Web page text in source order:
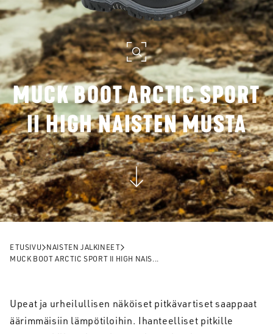
MUCK BOOT ARCTIC SPORT
II HIGH NAISTEN MUSTA
ETUSIVU
NAISTEN JALKINEET
MUCK BOOT ARCTIC SPORT II HIGH NAIS...
Upeat ja urheilullisen näköiset pitkävartiset saappaat
äärimmäisiin lämpötiloihin. Ihanteelliset pitkille